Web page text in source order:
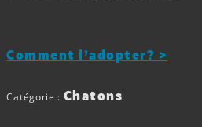
Comment l’adopter? >
Catégorie : Chatons